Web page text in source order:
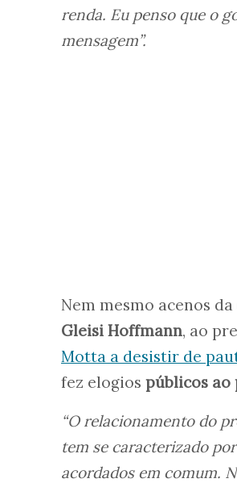
renda. Eu penso que o
mensagem”.
Nem mesmo acenos
Gleisi Hoffmann, ao
Motta a desistir de
fez elogios públicos ao
“O relacionamento do
tem se caracterizado
acordados em comum.